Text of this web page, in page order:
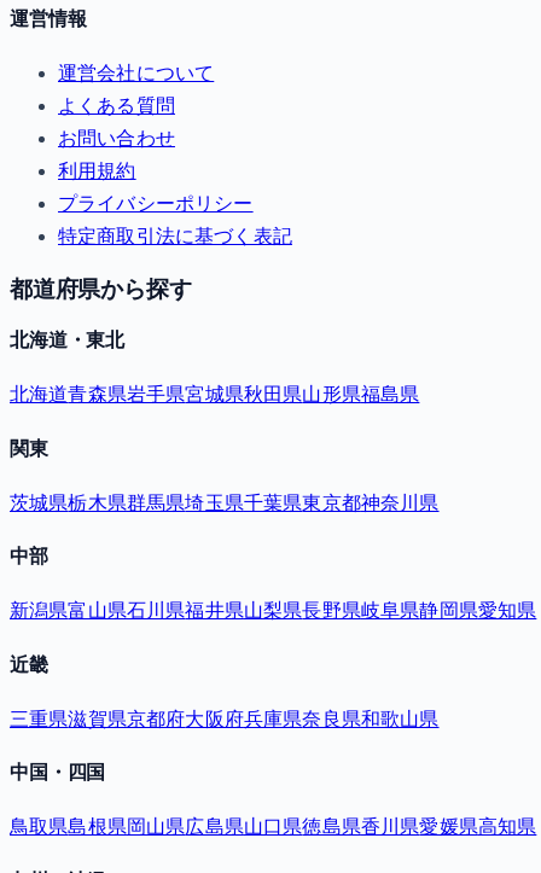
運営情報
運営会社について
よくある質問
お問い合わせ
利用規約
プライバシーポリシー
特定商取引法に基づく表記
都道府県から探す
北海道・東北
北海道青森県岩手県宮城県秋田県山形県福島県
関東
茨城県栃木県群馬県埼玉県千葉県東京都神奈川県
中部
新潟県富山県石川県福井県山梨県長野県岐阜県静岡県愛知県
近畿
三重県滋賀県京都府大阪府兵庫県奈良県和歌山県
中国・四国
鳥取県島根県岡山県広島県山口県徳島県香川県愛媛県高知県